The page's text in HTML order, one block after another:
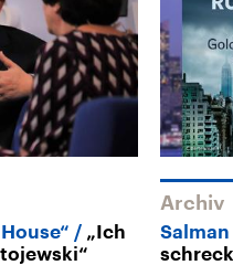
„Ich
Archiv
Salman